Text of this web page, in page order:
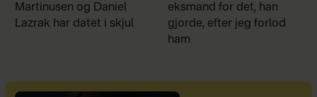
Martinusen og Daniel
Lazrak har datet i skjul
eksmand for det, han
gjorde, efter jeg forlod
ham